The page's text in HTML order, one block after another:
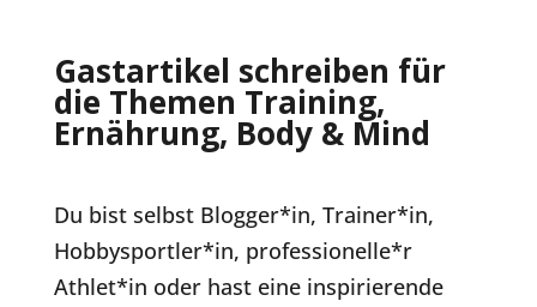
Gastartikel schreiben für
die Themen Training,
Ernährung, Body & Mind
Du bist selbst Blogger*in, Trainer*in,
Hobbysportler*in, professionelle*r
Athlet*in oder hast eine inspirierende